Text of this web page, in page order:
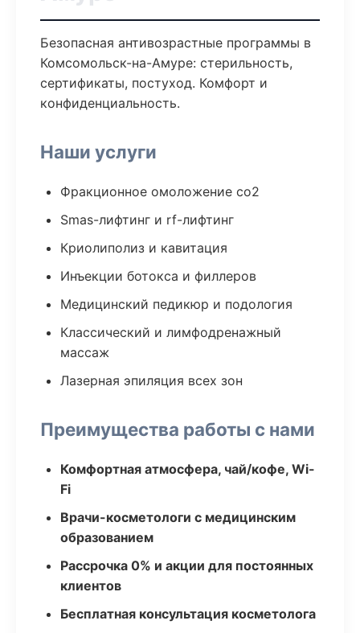
Безопасная антивозрастные программы в
Комсомольск-на-Амуре: стерильность,
сертификаты, постуход. Комфорт и
конфиденциальность.
Наши услуги
Фракционное омоложение co2
Smas-лифтинг и rf-лифтинг
Криолиполиз и кавитация
Инъекции ботокса и филлеров
Медицинский педикюр и подология
Классический и лимфодренажный
массаж
Лазерная эпиляция всех зон
Преимущества работы с нами
Комфортная атмосфера, чай/кофе, Wi-
Fi
Врачи-косметологи с медицинским
образованием
Рассрочка 0% и акции для постоянных
клиентов
Бесплатная консультация косметолога